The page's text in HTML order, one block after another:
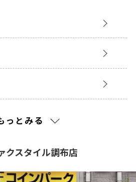
っとみる
クスタイル調布店